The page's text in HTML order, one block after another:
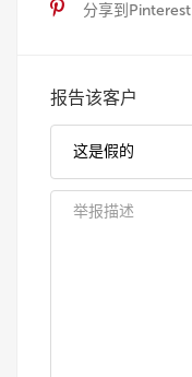
分享到Pinterest
报告该客户